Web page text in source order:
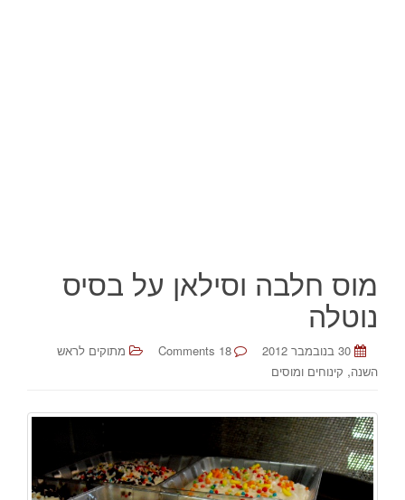
מוס חלבה וסילאן על בסיס
נוטלה
30 בנובמבר 2012 18 Comments
מתוקים לראש
השנה, קינוחים ומוסים